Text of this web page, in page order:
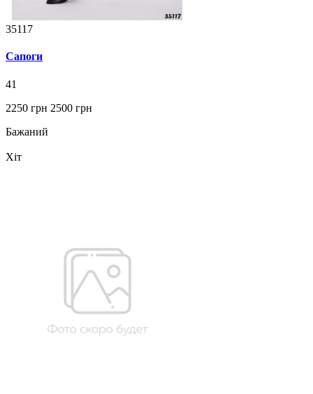
35117
Сапоги
41
2250 грн 2500 грн
Бажаний
Хіт